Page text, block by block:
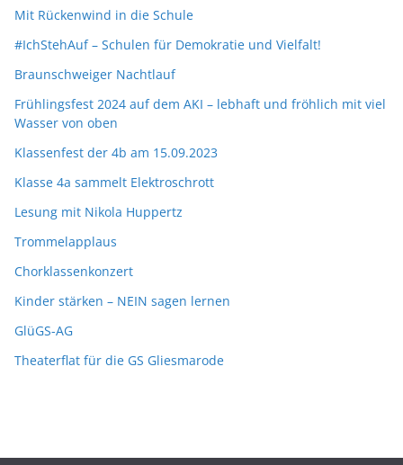
Mit Rückenwind in die Schule
#IchStehAuf – Schulen für Demokratie und Vielfalt!
Braunschweiger Nachtlauf
Frühlingsfest 2024 auf dem AKI – lebhaft und fröhlich mit viel
Wasser von oben
Klassenfest der 4b am 15.09.2023
Klasse 4a sammelt Elektroschrott
Lesung mit Nikola Huppertz
Trommelapplaus
Chorklassenkonzert
Kinder stärken – NEIN sagen lernen
GlüGS-AG
Theaterflat für die GS Gliesmarode